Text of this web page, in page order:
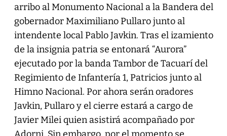
arribo al Monumento Nacional a la Bandera del
gobernador Maximiliano Pullaro junto al
intendente local Pablo Javkin. Tras el izamiento
de la insignia patria se entonará “Aurora”
ejecutado por la banda Tambor de Tacuarí del
Regimiento de Infantería 1, Patricios junto al
Himno Nacional. Por ahora serán oradores
Javkin, Pullaro y el cierre estará a cargo de
Javier Milei quien asistirá acompañado por
Adorni. Sin embargo, por el momento se